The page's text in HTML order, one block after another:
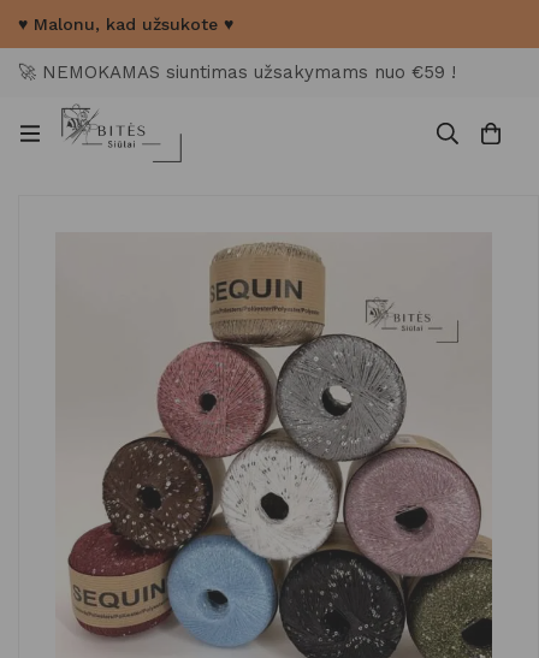
♥ Malonu, kad užsukote ♥
🚀 NEMOKAMAS siuntimas užsakymams nuo €59 !